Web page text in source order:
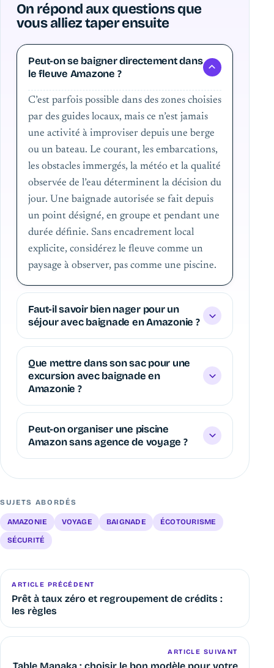
On répond aux questions que
vous alliez taper ensuite
Peut-on se baigner directement dans
le fleuve Amazone ?
C’est parfois possible dans des zones choisies
par des guides locaux, mais ce n’est jamais
une activité à improviser depuis une berge
ou un bateau. Le courant, les embarcations,
les obstacles immergés, la météo et la qualité
observée de l’eau déterminent la décision du
jour. Une baignade autorisée se fait depuis
un point désigné, en groupe et pendant une
durée définie. Sans encadrement local
explicite, considérez le fleuve comme un
paysage à observer, pas comme une piscine.
Faut-il savoir bien nager pour un
séjour avec baignade en Amazonie ?
Que mettre dans son sac pour une
excursion avec baignade en
Amazonie ?
Peut-on organiser une piscine
Amazon sans agence de voyage ?
SUJETS ABORDÉS
AMAZONIE VOYAGE BAIGNADE ÉCOTOURISME
SÉCURITÉ
ARTICLE PRÉCÉDENT
Prêt à taux zéro et regroupement de crédits :
les règles
ARTICLE SUIVANT